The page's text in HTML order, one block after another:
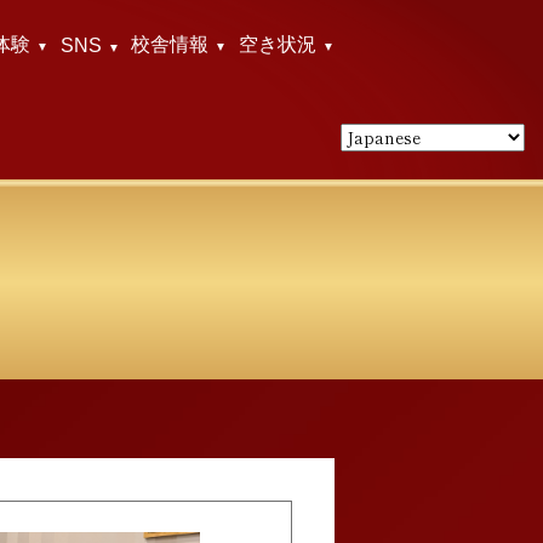
験 SNS 校舎情報 空き状況